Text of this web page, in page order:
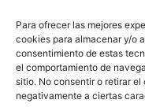
Para ofrecer las mejores
cookies para almacenar y/o
consentimiento de estas
el comportamiento de
sitio. No consentir o retirar
negativamente a ciertas
Política de cookies
Boletín de
¡¡Suscríbete y